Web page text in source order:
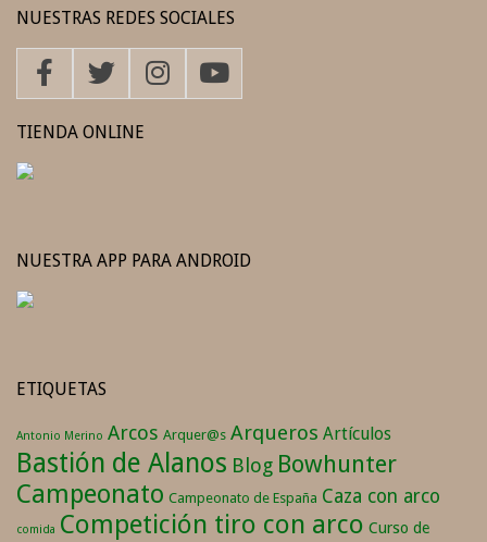
NUESTRAS REDES SOCIALES
TIENDA ONLINE
NUESTRA APP PARA ANDROID
ETIQUETAS
Antonio Merino Arcos Arquer@s Arqueros Artículos
Bastión de Alanos Blog Bowhunter
Campeonato Campeonato de España Caza con arco
comida Competición tiro con arco Curso de